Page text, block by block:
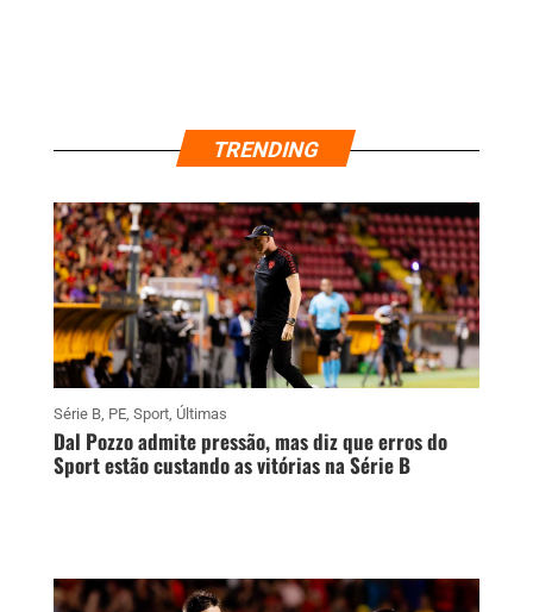
TRENDING
Série B, PE, Sport, Últimas
Dal Pozzo admite pressão, mas diz que erros do
Sport estão custando as vitórias na Série B